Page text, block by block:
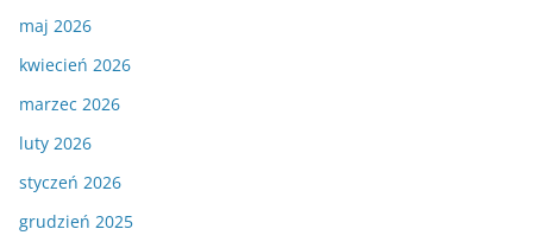
maj 2026
kwiecień 2026
marzec 2026
luty 2026
styczeń 2026
grudzień 2025